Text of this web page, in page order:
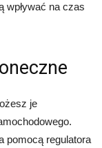
wpływać na czas
je
pomocą regulatora